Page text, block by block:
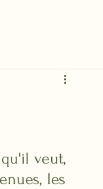
veut,
les